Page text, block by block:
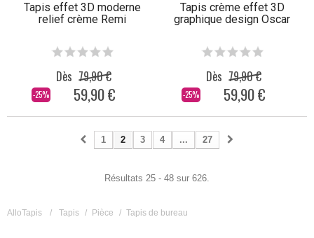
Tapis effet 3D moderne
relief crème Remi
-25%
Dès 79,90 €
59,90 €
Tapis crème effet 3D
graphique design Oscar
-25%
Dès 79,90 €
59,90 €
1 2 3 4 ... 27
Résultats 25 - 48 sur 626.
AlloTapis / Tapis / Pièce / Tapis de bureau